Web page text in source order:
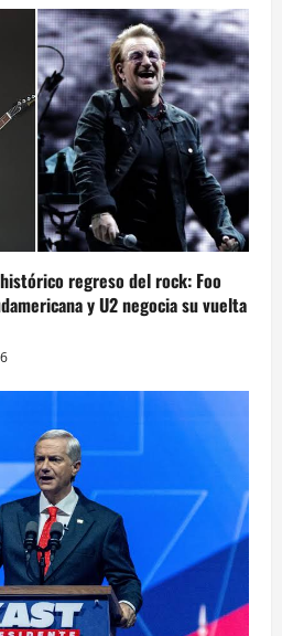
regreso del rock: Foo
y U2 negocia su vuelta